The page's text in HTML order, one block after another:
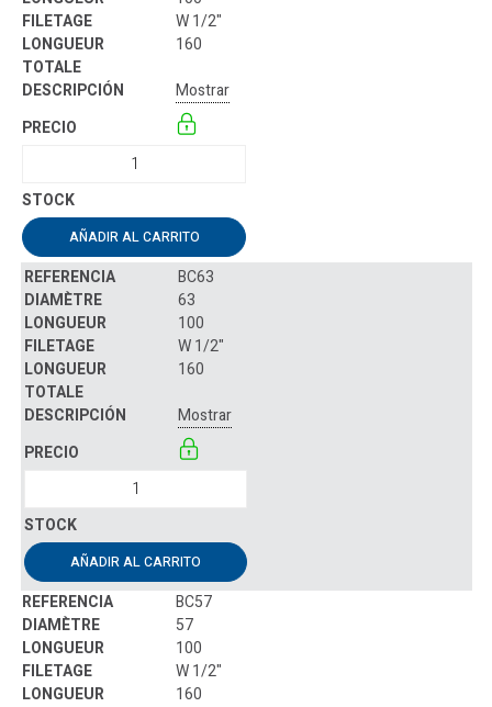
W 1/2"
160
Mostrar
AÑADIR AL CARRITO
BC63
63
100
W 1/2"
160
Mostrar
AÑADIR AL CARRITO
BC57
57
100
W 1/2"
160